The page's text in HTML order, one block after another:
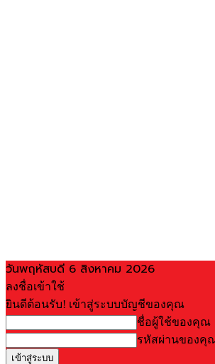
วันพฤหัสบดี 6 สิงหาคม 2026
ลงชื่อเข้าใช้
ยินดีต้อนรับ! เข้าสู่ระบบบัญชีของคุณ
ชื่อผู้ใช้ของคุณ
รหัสผ่านของคุ